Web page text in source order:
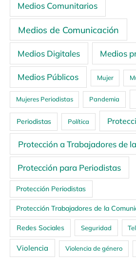
Medios Comunitarios
Medios de Comunicación
Medios Digitales Medios
Medios Públicos Mujer
Mujeres Periodistas Pandemia
Periodistas Política
Protección a Trabajadores de
Protección para Periodistas
Protección Periodistas
Protección Trabajadores de la
Redes Sociales Seguridad
Violencia Violencia de género